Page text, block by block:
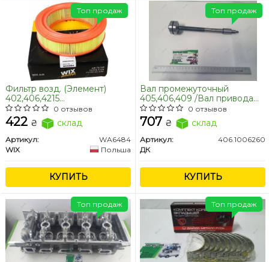
Фильтр возд. (Элемент)
402,406,4215
(КАРБЮРАТОРНЫЙ) 3102-
1109013 Газель, ВОЛГА,
ГАЗ-53,3307, ПАЗ (пр-во WIX-
FILTERS UA)
0 отзывов
422 ₴ склад
Артикул:
WA6484
WIX
Польша
КУПИТЬ
Топ продаж
Вал промежуточный
405,406,409 /Вал привода
валов распред.
промежуточный
Газель,Волга (пр-во ДК)
0 отзывов
707 ₴ склад
Артикул:
406.1006260
ДК
КУПИТЬ
Топ продаж
Топ продаж Топ продаж